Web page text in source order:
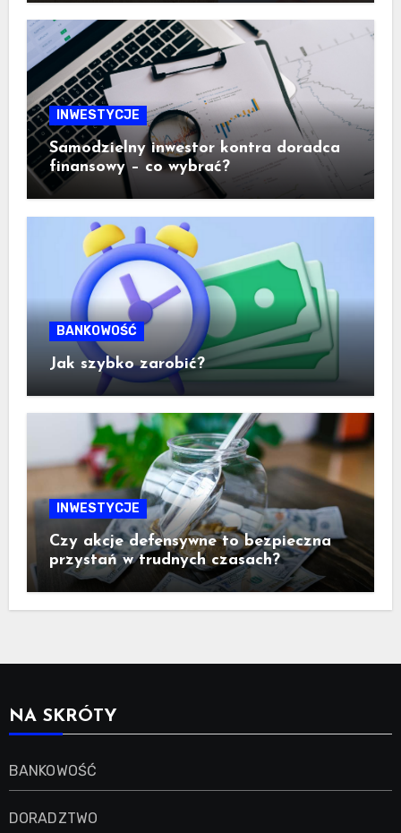
INWESTYCJE
Samodzielny inwestor kontra doradca
finansowy – co wybrać?
BANKOWOŚĆ
Jak szybko zarobić?
INWESTYCJE
Czy akcje defensywne to bezpieczna
przystań w trudnych czasach?
NA SKRÓTY
BANKOWOŚĆ
DORADZTWO